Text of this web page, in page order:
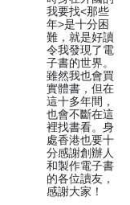
我要找<那些
年>是十分困
難，就是好讀
令我發現了電
子書的世界。
雖然我也會買
實體書，但在
這十多年間，
也會不斷在這
裡找書看。身
處香港也要十
分感謝創辦人
和製作電子書
的各位讀友，
感謝大家！